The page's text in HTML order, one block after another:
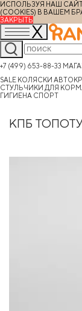
ИСПОЛЬЗУЯ НАШ
(COOKIES) В ВАШЕМ
ЗАКРЫТЬ
+7 (499) 653-88-33
SALE КОЛЯСКИ
СТУЛЬЧИКИ ДЛЯ
ГИГИЕНА СПОРТ
КПБ